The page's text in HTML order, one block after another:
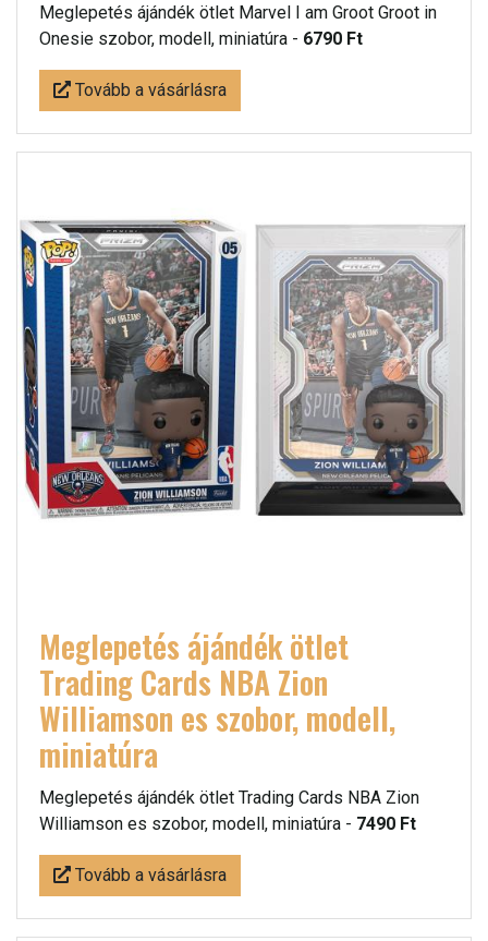
Meglepetés ájándék ötlet Marvel I am Groot Groot in
Onesie szobor, modell, miniatúra - 6790 Ft
Tovább a vásárlásra
Meglepetés ájándék ötlet
Trading Cards NBA Zion
Williamson es szobor, modell,
miniatúra
Meglepetés ájándék ötlet Trading Cards NBA Zion
Williamson es szobor, modell, miniatúra - 7490 Ft
Tovább a vásárlásra